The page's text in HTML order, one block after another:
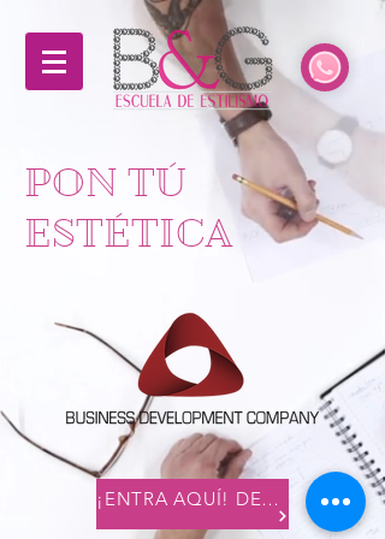
PON TÚ
ESTÉTICA
¡ENTRA AQUÍ! DESARROLLAMOS TU NEGOCIO